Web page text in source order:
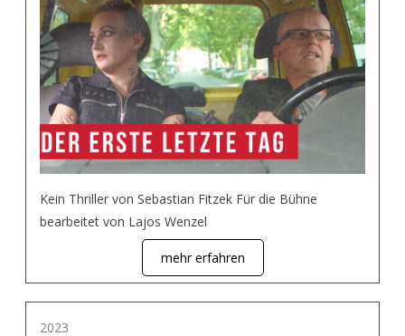
Kein Thriller von Sebastian Fitzek Für die Bühne
bearbeitet von Lajos Wenzel
mehr erfahren
2023